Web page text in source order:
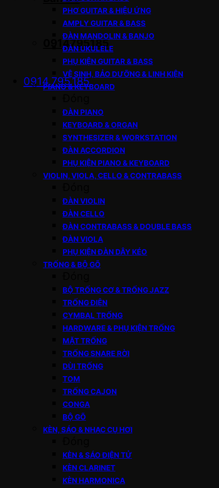
0914795185
0914.795.185
PHƠ GUITAR & HIỆU ỨNG
AMPLY GUITAR & BASS
ĐÀN MANDOLIN & BANJO
ĐÀN UKULELE
PHỤ KIỆN GUITAR & BASS
VỆ SINH, BẢO DƯỠNG & LINH KIỆN
PIANO & KEYBOARD
ĐÀN PIANO
KEYBOARD & ORGAN
SYNTHESIZER & WORKSTATION
ĐÀN ACCORDION
PHỤ KIỆN PIANO & KEYBOARD
VIOLIN, VIOLA, CELLO & CONTRABASS
ĐÀN VIOLIN
ĐÀN CELLO
ĐÀN CONTRABASS & DOUBLE BASS
ĐÀN VIOLA
PHỤ KIỆN ĐÀN DÂY KÉO
TRỐNG & BỘ GÕ
BỘ TRỐNG CƠ & TRỐNG JAZZ
TRỐNG ĐIỆN
CYMBAL TRỐNG
HARDWARE & PHỤ KIỆN TRỐNG
MẶT TRỐNG
TRỐNG SNARE RỜI
DÙI TRỐNG
TOM
TRỐNG CAJON
CONGA
BỘ GÕ
KÈN, SÁO & NHẠC CỤ HƠI
KÈN & SÁO ĐIỆN TỬ
KÈN CLARINET
KÈN HARMONICA